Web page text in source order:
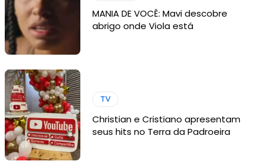
MANIA DE VOCÊ: Mavi descobre
abrigo onde Viola está
TV
Christian e Cristiano apresentam
seus hits no Terra da Padroeira